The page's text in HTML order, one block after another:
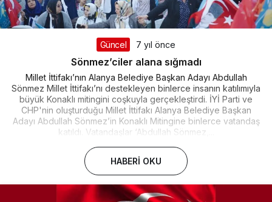
Güncel 7 yıl önce
Sönmez’ciler alana sığmadı
Millet İttifakı’nın Alanya Belediye Başkan Adayı Abdullah
Sönmez Millet İttifakı’nı destekleyen binlerce insanın katılımıyla
büyük Konaklı mitingini coşkuyla gerçekleştirdi. İYİ Parti ve
CHP'nin oluşturduğu Millet İttifakı Alanya Belediye Başkan
Adayı Abdullah Sönmez’in Konaklı Mitingine binlerce vatandaş
katıldı. Vatandaşlar ‘Abdullah Sönmez,...
HABERI OKU